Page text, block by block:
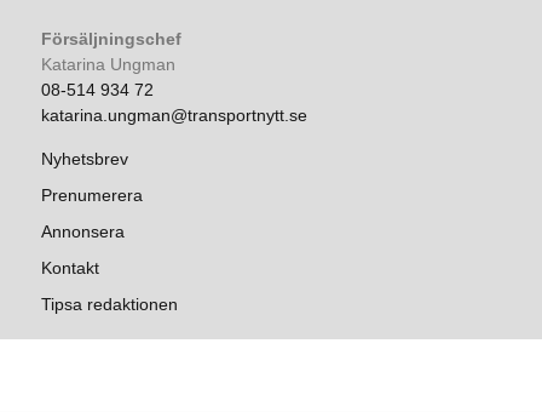
Försäljningschef
Katarina Ungman
08-514 934 72
katarina.ungman@transportnytt.se
Nyhetsbrev
Prenumerera
Annonsera
Kontakt
Tipsa redaktionen